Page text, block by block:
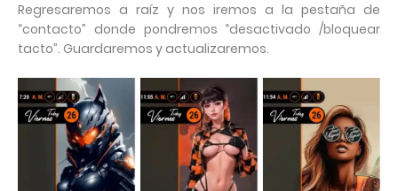
Regresaremos a raíz y nos iremos a la pestaña de
“contacto” donde pondremos “desactivado /bloquear
tacto”. Guardaremos y actualizaremos.